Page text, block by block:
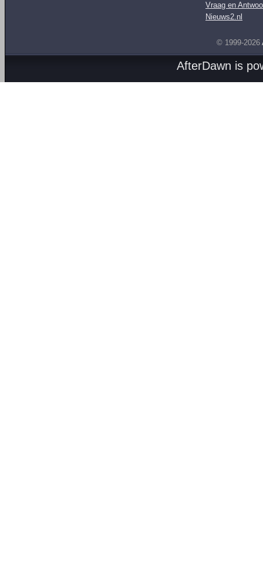
Vraag en
Nieuws2.nl
© 1999-2026
AfterDawn is